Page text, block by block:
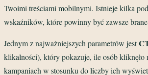
Twoimi treściami mobilnymi. Istnieje kilka
wskaźników, które powinny być zawsze
Jednym z najważniejszych parametrów jest
klikalności), który pokazuje, ile osób
kampaniach w stosunku do liczby ich